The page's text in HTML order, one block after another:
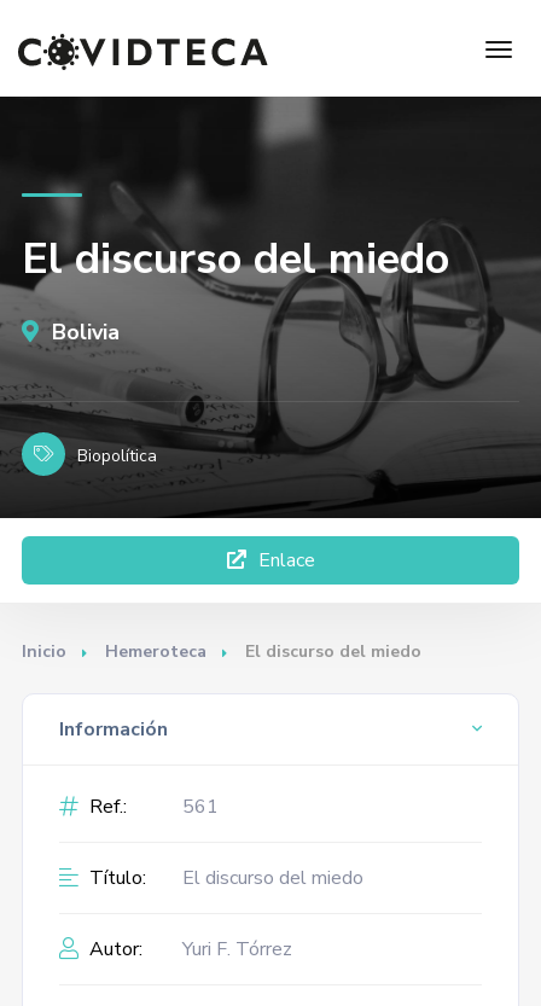
El discurso del miedo
Bolivia
Biopolítica
Enlace
Inicio Hemeroteca El discurso del miedo
Información
Ref.: 561
Título: El discurso del miedo
Autor: Yuri F. Tórrez